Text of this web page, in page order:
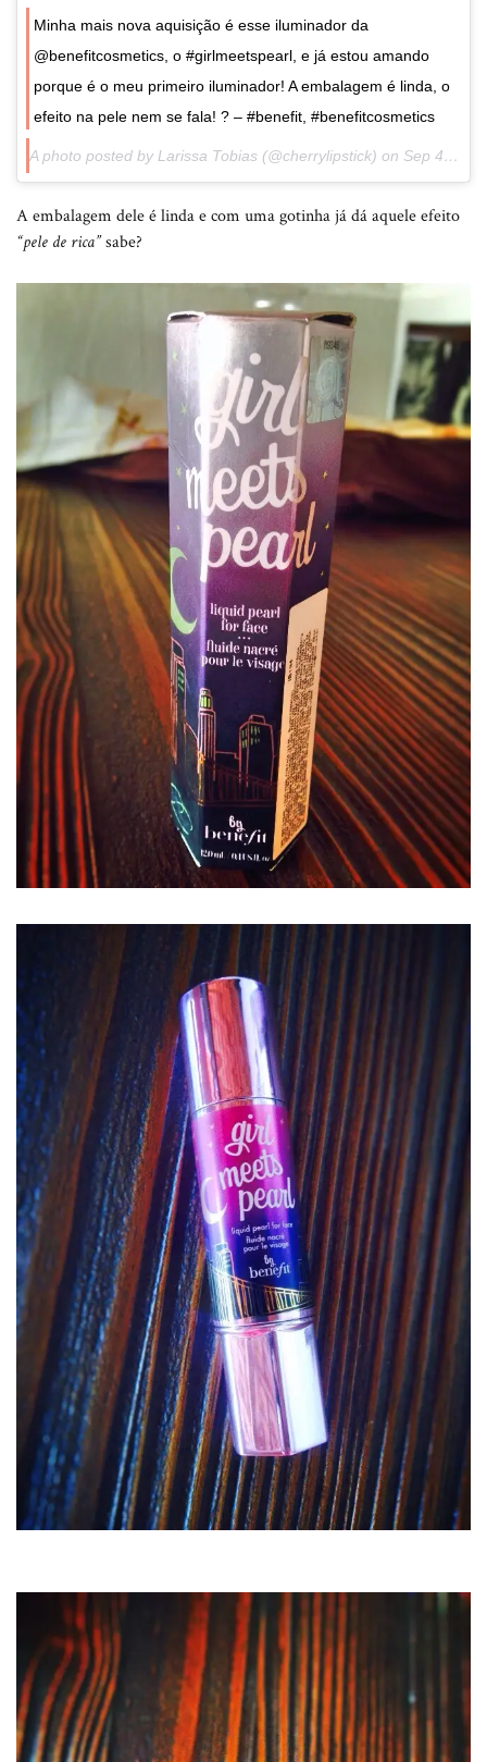
Minha mais nova aquisição é esse iluminador da
@benefitcosmetics, o #girlmeetspearl, e já estou amando
porque é o meu primeiro iluminador! A embalagem é linda, o
efeito na pele nem se fala! ? – #benefit, #benefitcosmetics
A photo posted by Larissa Tobias (@cherrylipstick) on Sep 4, 2015 at 2:10pm PDT
A embalagem dele é linda e com uma gotinha já dá aquele efeito
“pele de rica”sabe?